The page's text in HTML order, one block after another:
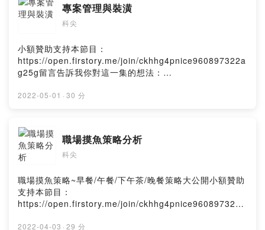
專案管理與裝潢
科尖
小額贊助支持本節目：
https://open.firstory.me/join/ckhhg4pnice960897322a
g25g留言告訴我你對這一集的想法：
ag25g/commentsPowered by Firstory Hosting
2022-05-01 · 30 分
職場摸魚策略分析
科尖
職場摸魚策略~早餐/午餐/下午茶/晚餐策略大公開小額贊助
支持本節目：
https://open.firstory.me/join/ckhhg4pnice960897322a
https://open.firstory.me/user/ckhhg4pnice960897322
2022-04-03 · 29 分